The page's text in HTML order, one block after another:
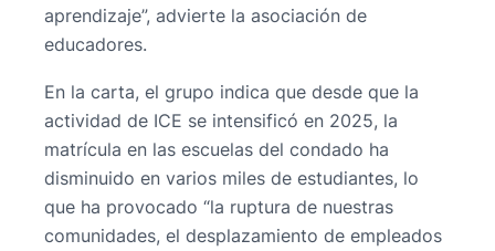
aprendizaje”, advierte la asociación de
educadores.
En la carta, el grupo indica que desde que la
actividad de ICE se intensificó en 2025, la
matrícula en las escuelas del condado ha
disminuido en varios miles de estudiantes, lo
que ha provocado “la ruptura de nuestras
comunidades, el desplazamiento de empleados